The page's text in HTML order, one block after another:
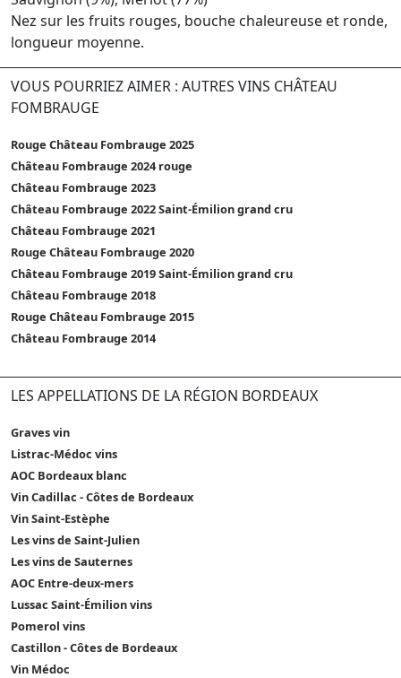
Nez sur les fruits rouges, bouche chaleureuse et ronde,
longueur moyenne.
VOUS POURRIEZ AIMER : AUTRES VINS CHÂTEAU
FOMBRAUGE
Rouge Château Fombrauge 2025
Château Fombrauge 2024 rouge
Château Fombrauge 2023
Château Fombrauge 2022 Saint-Émilion grand cru
Château Fombrauge 2021
Rouge Château Fombrauge 2020
Château Fombrauge 2019 Saint-Émilion grand cru
Château Fombrauge 2018
Rouge Château Fombrauge 2015
Château Fombrauge 2014
LES APPELLATIONS DE LA RÉGION BORDEAUX
Graves vin
Listrac-Médoc vins
AOC Bordeaux blanc
Vin Cadillac - Côtes de Bordeaux
Vin Saint-Estèphe
Les vins de Saint-Julien
Les vins de Sauternes
AOC Entre-deux-mers
Lussac Saint-Émilion vins
Pomerol vins
Castillon - Côtes de Bordeaux
Vin Médoc